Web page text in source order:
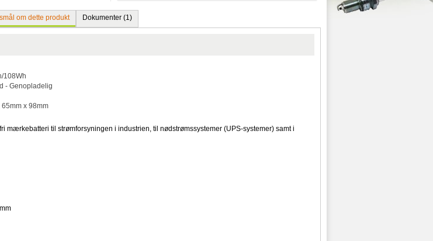
om dette produkt Dokumenter (1)
108Wh
- Genopladelig
65mm x 98mm
mærkebatteri til strømforsyningen i industrien, til nødstrømssystemer (UPS-systemer) samt i